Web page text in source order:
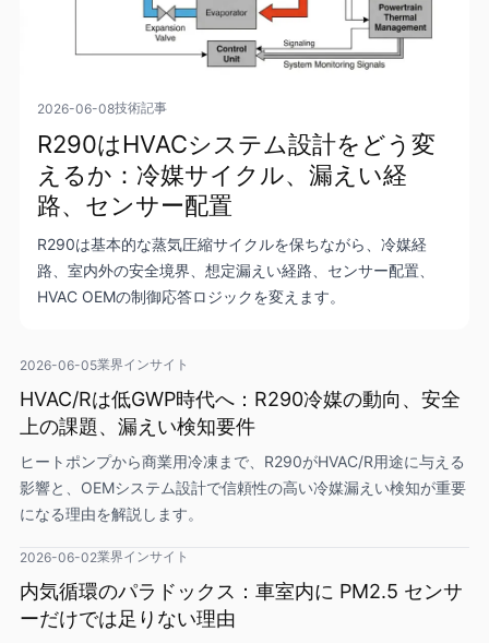
2026-06-08技術記事
R290はHVACシステム設計をどう変
えるか：冷媒サイクル、漏えい経
路、センサー配置
R290は基本的な蒸気圧縮サイクルを保ちながら、冷媒経
路、室内外の安全境界、想定漏えい経路、センサー配置、
HVAC OEMの制御応答ロジックを変えます。
2026-06-05業界インサイト
HVAC/Rは低GWP時代へ：R290冷媒の動向、安全
上の課題、漏えい検知要件
ヒートポンプから商業用冷凍まで、R290がHVAC/R用途に与える
影響と、OEMシステム設計で信頼性の高い冷媒漏えい検知が重要
になる理由を解説します。
2026-06-02業界インサイト
内気循環のパラドックス：車室内に PM2.5 センサ
ーだけでは足りない理由